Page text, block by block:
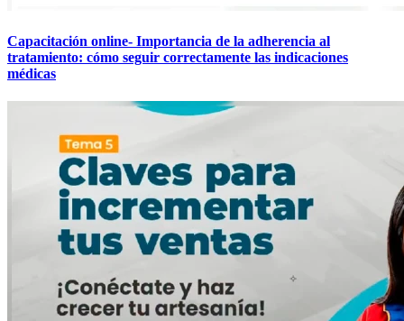
Capacitación online- Importancia de la adherencia al
tratamiento: cómo seguir correctamente las indicaciones
médicas